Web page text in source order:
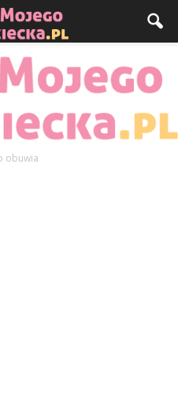
obuwia